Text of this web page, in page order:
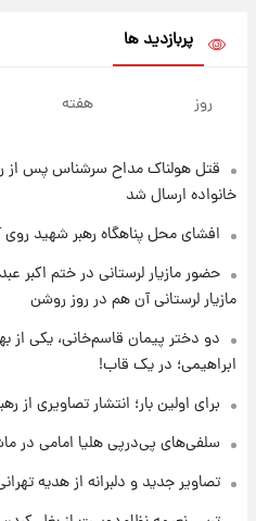
جهانی در
۱۹ ساعت پیش
۱۹ ساعت پیش
تصاویر
افشای محل
تلویزیون/
۲۲ ساعت پیش
ثریا
پربازدید ها
روز هفته
قتل هولناک مداح سرشناس پس از
خانواده ارسال شد
افشای محل پناهگاه‌ رهبر شهید روی
حضور مازیار لرستانی در ختم اکبر
مازیار لرستانی آن هم در روز روشن
دو دختر پیمان قاسم‌خانی، یکی از
ابراهیمی؛ در یک قاب!
برای اولین بار؛ انتشار تصاویری از
سلفی‌های پی‌درپی هلیا امامی در
تصاویر جدید و دلبرانه از هدیه